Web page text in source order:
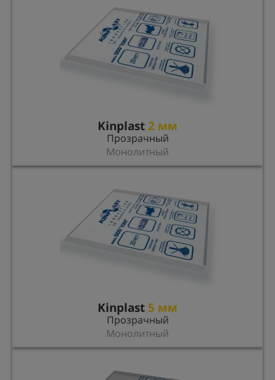
Kinplast2 мм
Прозрачный
Монолитный
Kinplast 5 мм
Прозрачный
Монолитный